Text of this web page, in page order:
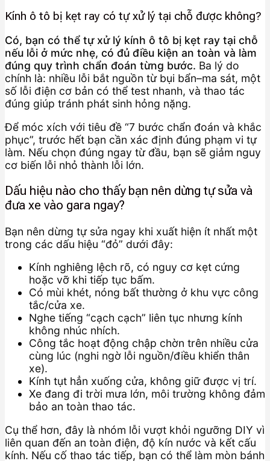
Kính ô tô bị kẹt ray có tự xử lý tại chỗ được không?
Có, bạn có thể tự xử lý kính ô tô bị kẹt ray tại chỗ
nếu lỗi ở mức nhẹ, có đủ điều kiện an toàn và làm
đúng quy trình chẩn đoán từng bước. Ba lý do
chính là: nhiều lỗi bắt nguồn từ bụi bẩn–ma sát, một
số lỗi điện cơ bản có thể test nhanh, và thao tác
đúng giúp tránh phát sinh hỏng nặng.
Để móc xích với tiêu đề “7 bước chẩn đoán và khắc
phục”, trước hết bạn cần xác định đúng phạm vi tự
làm. Nếu chọn đúng ngay từ đầu, bạn sẽ giảm nguy
cơ biến lỗi nhỏ thành lỗi lớn.
Dấu hiệu nào cho thấy bạn nên dừng tự sửa và
đưa xe vào gara ngay?
Bạn nên dừng tự sửa ngay khi xuất hiện ít nhất một
trong các dấu hiệu “đỏ” dưới đây:
Kính nghiêng lệch rõ, có nguy cơ kẹt cứng
hoặc vỡ khi tiếp tục bấm.
Có mùi khét, nóng bất thường ở khu vực công
tắc/cửa xe.
Nghe tiếng “cạch cạch” liên tục nhưng kính
không nhúc nhích.
Công tắc hoạt động chập chờn trên nhiều cửa
cùng lúc (nghi ngờ lỗi nguồn/điều khiển thân
xe).
Kính tụt hẳn xuống cửa, không giữ được vị trí.
Xe đang đi trời mưa lớn, môi trường không đảm
bảo an toàn thao tác.
Cụ thể hơn, đây là nhóm lỗi vượt khỏi ngưỡng DIY vì
liên quan đến an toàn điện, độ kín nước và kết cấu
kính. Nếu cố thao tác tiếp, bạn có thể làm mòn bánh